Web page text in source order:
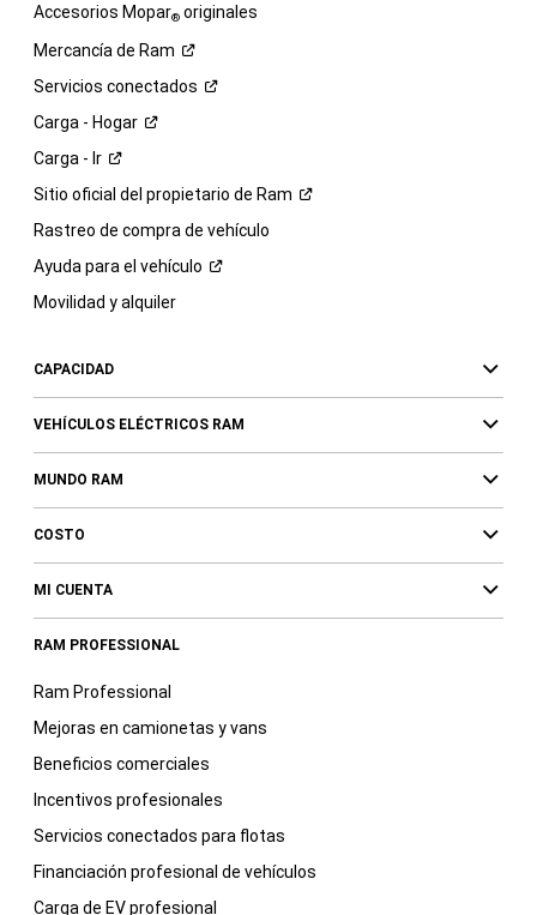
Accesorios Mopar®originales
Mercancía de Ram
Servicios conectados
Carga - Hogar
Carga - Ir
Sitio oficial del propietario de Ram
Rastreo de compra de vehículo
Ayuda para el vehículo
Movilidad y alquiler
CAPACIDAD
VEHÍCULOS ELÉCTRICOS RAM
MUNDO RAM
COSTO
MI CUENTA
RAM PROFESSIONAL
Ram Professional
Mejoras en camionetas y vans
Beneficios comerciales
Incentivos profesionales
Servicios conectados para flotas
Financiación profesional de vehículos
Carga de EV profesional